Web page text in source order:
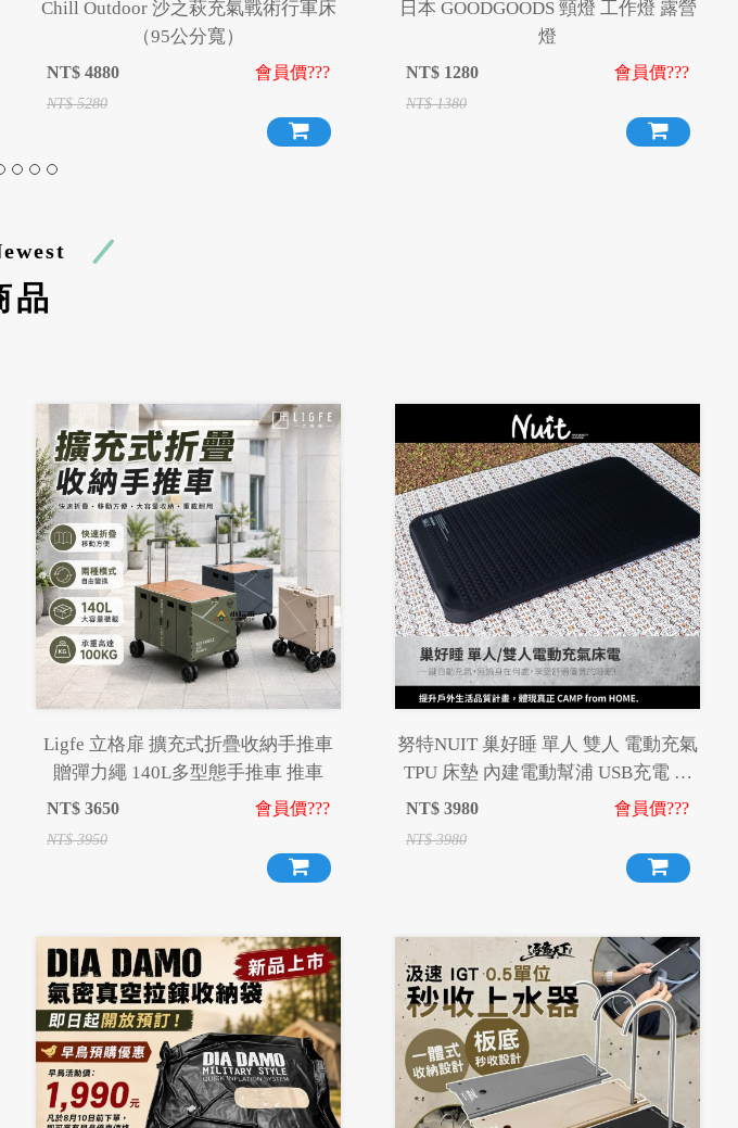
Chill Outdoor 沙之萩充氣戰術行軍床
（95公分寬）
NT$ 4880
NT$5280
會員價???
日本 GOODGOODS 頸燈 工作燈 露營
燈
NT$ 1280
NT$1380
會員價???
品
Ligfe 立格扉 擴充式折疊收納手推車
贈彈力繩 140L多型態手推車 推車
NT$ 3650
NT$3950
會員價???
努特NUIT 巢好睡 單人 雙人 電動充氣
TPU 床墊 內建電動幫浦 USB充電 露
營充氣床墊 環島 登山 旅遊 露營 居家
睡床超彈海綿 沖孔海綿
NT$ 3980
NT$3980
會員價???